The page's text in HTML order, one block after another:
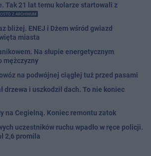
Tak 21 lat temu kolarze startowali z
Z ARCHIWUM
bliżej. ENEJ i Dżem wśród gwiazd
miasta
Na słupie energetycznym
mężczyzny
na podwójnej ciągłej tuż przed pasami
drzewa i uszkodził dach. To nie koniec
na Cegielną. Koniec remontu zatok
uczestników ruchu wpadło w ręce policji.
2,6 promila